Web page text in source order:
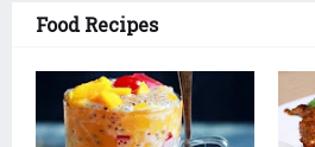
Food Recipes